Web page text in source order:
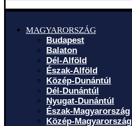
MAGYARORSZÁG
Budapest
Balaton
Dél-Alföld
Észak-Alföld
Közép-Dunántúl
Dél-Dunántúl
Nyugat-Dunántúl
Észak-Magyarország
Közép-Magyarország